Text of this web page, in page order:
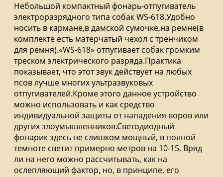
Небольшой компактный фонарь-отпугиватель
электроразрядного типа собак WS-618.Удобно
носить в кармане,в дамской сумочке,на ремне(в
комплекте есть матерчатый чехол с тренчиком
для ремня).«WS-618» отпугивает собак громким
треском электрического разряда.Практика
показывает, что этот звук действует на любых
псов лучше многих ультразвуковых
отпугивателей.Кроме этого данное устройство
можно использовать и как средство
индивидуальной защиты от нападения воров или
других злоумышленников.Светодиодный
фонарик здесь не слишком мощный, в полной
темноте светит примерно метров на 10-15. Вряд
ли на него можно рассчитывать, как на
ослепляющий фактор, но, в принципе, его